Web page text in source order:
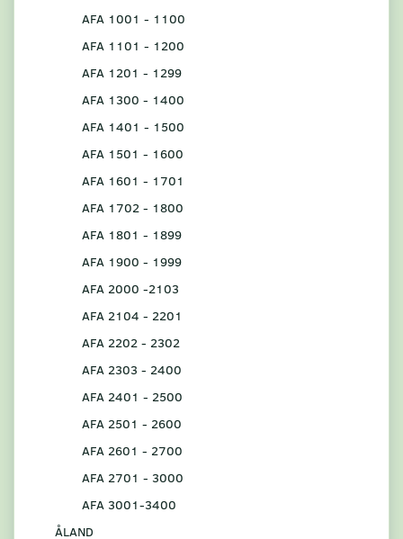
AFA 1001 - 1100
AFA 1101 - 1200
AFA 1201 - 1299
AFA 1300 - 1400
AFA 1401 - 1500
AFA 1501 - 1600
AFA 1601 - 1701
AFA 1702 - 1800
AFA 1801 - 1899
AFA 1900 - 1999
AFA 2000 -2103
AFA 2104 - 2201
AFA 2202 - 2302
AFA 2303 - 2400
AFA 2401 - 2500
AFA 2501 - 2600
AFA 2601 - 2700
AFA 2701 - 3000
AFA 3001-3400
ÅLAND